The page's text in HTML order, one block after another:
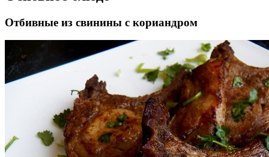
Отбивные из свинины с кориандром